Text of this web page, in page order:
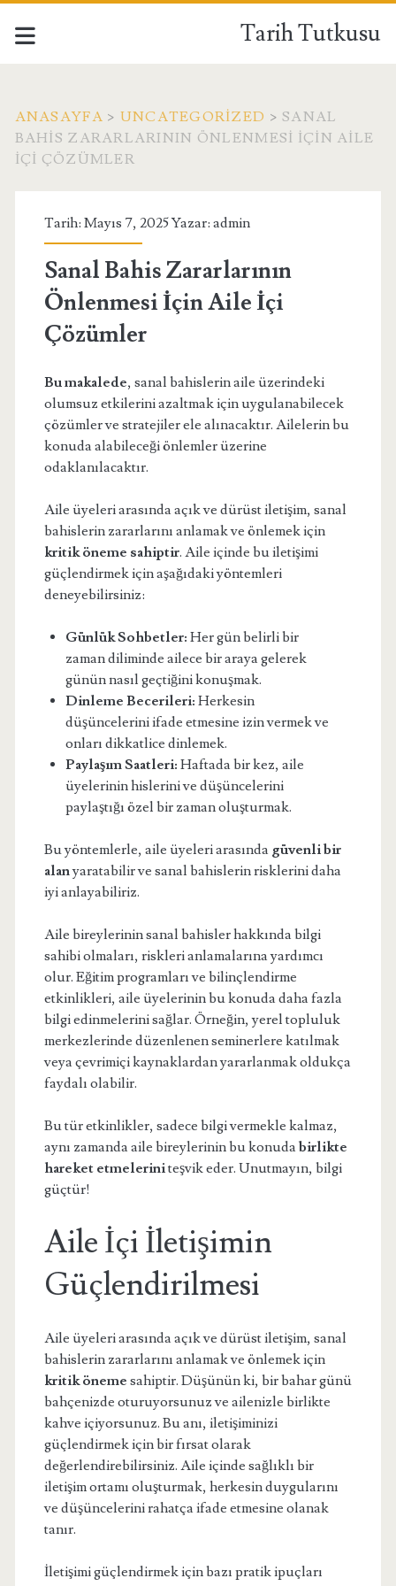
Tarih Tutkusu
ANASAYFA > UNCATEGORIZED >SANAL
BAHIS ZARARLARININ ÖNLENMESI İÇIN AILE
İÇI ÇÖZÜMLER
Tarih: Mayıs 7, 2025 Yazar: admin
Sanal Bahis Zararlarının
Önlenmesi İçin Aile İçi
Çözümler
Bu makalede, sanal bahislerin aile üzerindeki
olumsuz etkilerini azaltmak için uygulanabilecek
çözümler ve stratejiler ele alınacaktır. Ailelerin bu
konuda alabileceği önlemler üzerine
odaklanılacaktır.
Aile üyeleri arasında açık ve dürüst iletişim, sanal
bahislerin zararlarını anlamak ve önlemek için
kritik öneme sahiptir. Aile içinde bu iletişimi
güçlendirmek için aşağıdaki yöntemleri
deneyebilirsiniz:
Günlük Sohbetler: Her gün belirli bir
zaman diliminde ailece bir araya gelerek
günün nasıl geçtiğini konuşmak.
Dinleme Becerileri: Herkesin
düşüncelerini ifade etmesine izin vermek ve
onları dikkatlice dinlemek.
Paylaşım Saatleri: Haftada bir kez, aile
üyelerinin hislerini ve düşüncelerini
paylaştığı özel bir zaman oluşturmak.
Bu yöntemlerle, aile üyeleri arasında güvenli bir
alanyaratabilir ve sanal bahislerin risklerini daha
iyi anlayabiliriz.
Aile bireylerinin sanal bahisler hakkında bilgi
sahibi olmaları, riskleri anlamalarına yardımcı
olur. Eğitim programları ve bilinçlendirme
etkinlikleri, aile üyelerinin bu konuda daha fazla
bilgi edinmelerini sağlar. Örneğin, yerel topluluk
merkezlerinde düzenlenen seminerlere katılmak
veya çevrimiçi kaynaklardan yararlanmak oldukça
faydalı olabilir.
Bu tür etkinlikler, sadece bilgi vermekle kalmaz,
aynı zamanda aile bireylerinin bu konudabirlikte
hareket etmeleriniteşvik eder. Unutmayın, bilgi
güçtür!
Aile İçi İletişimin
Güçlendirilmesi
Aile üyeleri arasında açık ve dürüst iletişim, sanal
bahislerin zararlarını anlamak ve önlemek için
kritik öneme sahiptir. Düşünün ki, bir bahar günü
bahçenizde oturuyorsunuz ve ailenizle birlikte
kahve içiyorsunuz. Bu anı, iletişiminizi
güçlendirmek için bir fırsat olarak
değerlendirebilirsiniz. Aile içinde sağlıklı bir
iletişim ortamı oluşturmak, herkesin duygularını
ve düşüncelerini rahatça ifade etmesine olanak
tanır.
İletişimi güçlendirmek için bazı pratik ipuçları